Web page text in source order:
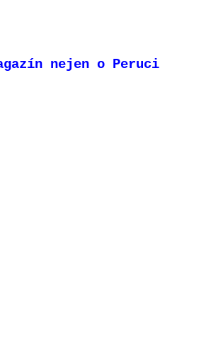
nejen o Peruci